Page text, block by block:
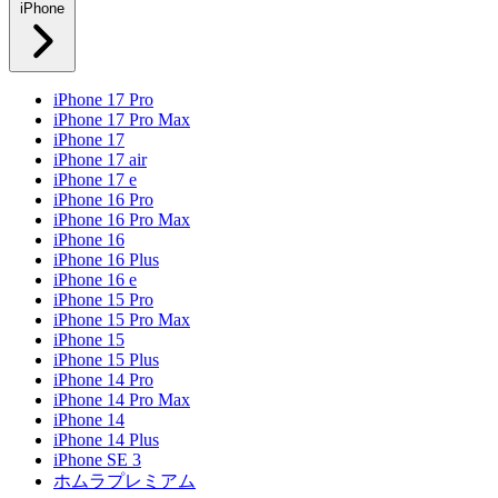
iPhone
iPhone 17 Pro
iPhone 17 Pro Max
iPhone 17
iPhone 17 air
iPhone 17 e
iPhone 16 Pro
iPhone 16 Pro Max
iPhone 16
iPhone 16 Plus
iPhone 16 e
iPhone 15 Pro
iPhone 15 Pro Max
iPhone 15
iPhone 15 Plus
iPhone 14 Pro
iPhone 14 Pro Max
iPhone 14
iPhone 14 Plus
iPhone SE 3
ホムラプレミアム